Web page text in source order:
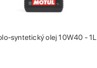
syntetický olej 10W40 - 1L